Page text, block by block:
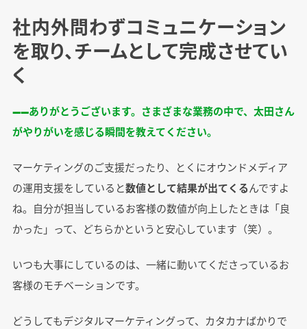
社内外問わずコミュニケーション
を取り、チームとして完成させてい
く
――ありがとうございます。さまざまな業務の中で、太田さん
がやりがいを感じる瞬間を教えてください。
マーケティングのご支援だったり、とくにオウンドメディア
の運用支援をしていると数値として結果が出てくるんですよ
ね。自分が担当しているお客様の数値が向上したときは「良
かった」って、どちらかというと安心しています（笑）。
いつも大事にしているのは、一緒に動いてくださっているお
客様のモチベーションです。
どうしてもデジタルマーケティングって、カタカナばかりで